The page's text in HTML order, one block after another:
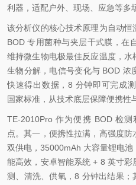
利器，适配户外、现场、应急等多
该分析仪的核心技术原理为自动
BOD 专用菌种与夹层干式膜，在
维持微生物电极最佳反应温度，
生物分解，电信号变化与 BOD 浓
快速得出数据，8 分钟即可完成
国家标准，从技术底层保障便携性
TE-2010Pro 作为便携 BOD 检
点。其一，便携性拉满，高强度
双供电，35000mAh 大容量锂电
能高效，安卓智能系统 + 8 英寸
测、清洗、供氧，8 分钟出结果